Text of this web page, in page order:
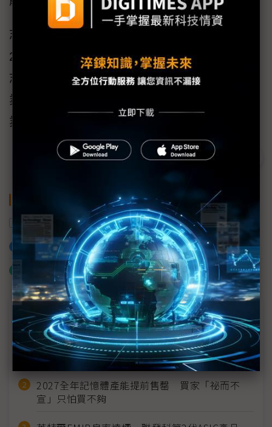
志聖總經理梁又文表示，目前志聖ROE
23.04%、天下雜誌千大製造排行519名，未來
志聖將緊貼客戶需求，不斷推陳出新，精進本
業技術與體質，爭取名次逐年攀升，與台灣產
業一起打世界盃。
證交所 志聖工業
加入已選取到「關鍵字追蹤」
什麼是「關鍵字追蹤」
近７天熱門報導
MLCC訂單過熱、出貨比創高 村田示警全球AI基
建熱潮將趨緩
2027全年記憶體產能提前售罄 買家「祕而不
宣」只怕買不夠